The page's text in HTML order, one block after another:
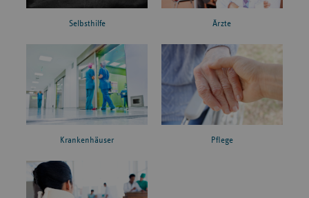
Selbsthilfe Ärzte
Krankenhäuser Pflege